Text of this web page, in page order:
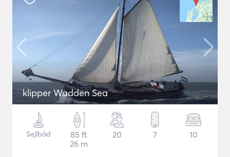
klipper Wadden Sea
Sejlbåd
85 ft
26 m
20 7 10